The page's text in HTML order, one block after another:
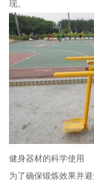
现。
健身器材的科学使用
为了确保锻炼效果并